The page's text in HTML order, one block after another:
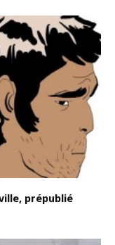
prépublié